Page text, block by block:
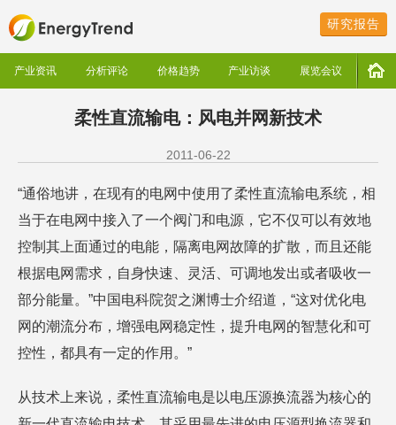
研究报告
产业资讯 分析评论 价格趋势 产业访谈 展览会议
柔性直流输电：风电并网新技术
2011-06-22
“通俗地讲，在现有的电网中使用了柔性直流输电系统，相
当于在电网中接入了一个阀门和电源，它不仅可以有效地
控制其上面通过的电能，隔离电网故障的扩散，而且还能
根据电网需求，自身快速、灵活、可调地发出或者吸收一
部分能量。”中国电科院贺之渊博士介绍道，“这对优化电
网的潮流分布，增强电网稳定性，提升电网的智慧化和可
控性，都具有一定的作用。”
从技术上来说，柔性直流输电是以电压源换流器为核心的